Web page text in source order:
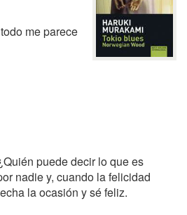
me parece
puede decir lo que es
nadie y, cuando la felicidad
la ocasión y sé feliz.